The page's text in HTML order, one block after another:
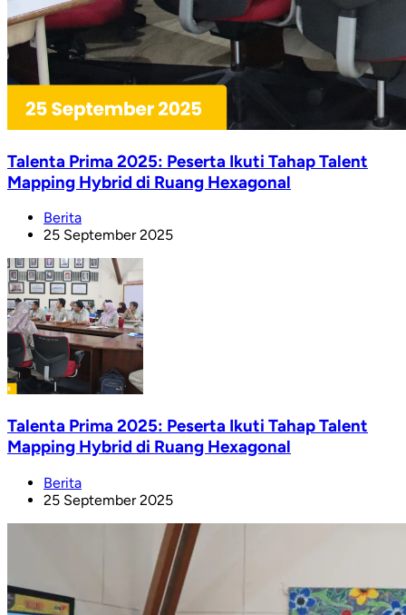
Talenta Prima 2025: Peserta Ikuti Tahap Talent
Mapping Hybrid di Ruang Hexagonal
Berita
25 September 2025
Talenta Prima 2025: Peserta Ikuti Tahap Talent
Mapping Hybrid di Ruang Hexagonal
Berita
25 September 2025